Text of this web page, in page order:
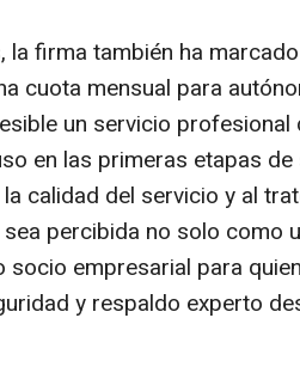
la firma también ha
cuota mensual para
un servicio profesional
en las primeras etapas
calidad del servicio y al
percibida no solo como
socio empresarial para
y respaldo experto